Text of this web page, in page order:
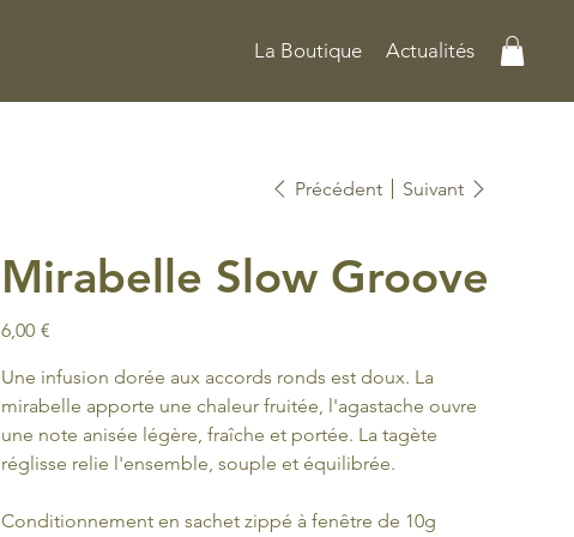
Actualités
La Boutique
Précédent Suivant
Mirabelle Slow Groove
Prix
6,00 €
Une infusion dorée aux accords ronds est doux. La
mirabelle apporte une chaleur fruitée, l'agastache ouvre
une note anisée légère, fraîche et portée. La tagète
réglisse relie l'ensemble, souple et équilibrée.
Conditionnement en sachet zippé à fenêtre de 10g